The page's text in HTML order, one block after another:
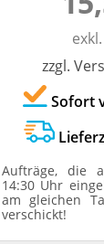
zzgl.
Sofort
Aufträge, die
14:30 Uhr
am gleichen
verschickt!